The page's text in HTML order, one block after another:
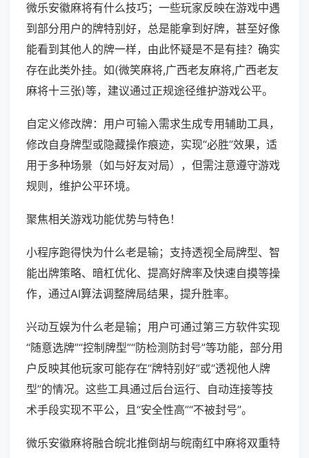
微乐安徽麻将有什么技巧；一些玩家反映在游戏中遇
到部分用户的牌特别好，总是能拿到好牌，甚至好像
能看到其他人的牌一样，由此怀疑是不是有挂？确实
存在此类外挂。如(微笑麻将,广西老友麻将,广西老友
麻将十三张)等，建议通过正规途径维护游戏公平。
自定义修改牌：用户可输入需求生成专用辅助工具，
修改自身牌型或隐藏操作痕迹，实现“必胜”效果，适
用于多种场景（如与好友对局），但需注意遵守游戏
规则，维护公平环境。
聚焦相关游戏功能优势与特色！
小程序跑得快为什么老是输；支持透视全局牌型、智
能出牌策略、暗杠优化、提高好牌率及快速自摸等操
作，通过AI算法调整牌局结果，提升胜率。
兴动互娱为什么老是输；用户可通过第三方软件实现
“随意选牌”“控制牌型”“防检测防封号”等功能，部分用
户反映其他玩家可能存在“牌特别好”或“透视他人牌
型”的情况。这些工具通过后台运行、自动连接等技
术手段实现不平公，且“安全性高”“不被封号”。
微乐安徽麻将融合皖北推倒胡与皖南红中麻将双重特